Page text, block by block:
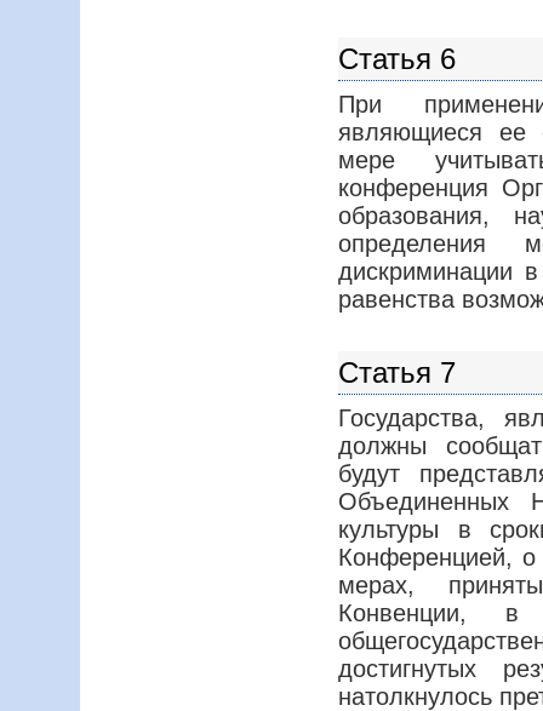
Статья 6
При
являющиеся ее
мере
конференция
образования,
определения
дискриминации
равенства
Статья 7
Государства,
должны
будут
Объединенных
культуры в
Конференцией, о
мерах,
Конвенции, в
достигнутых
натолкнулось